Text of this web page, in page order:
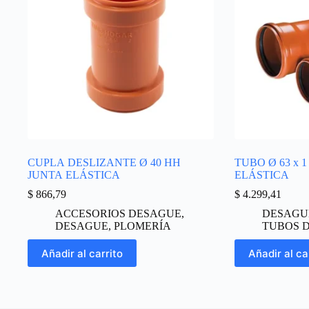
CUPLA DESLIZANTE Ø 40 HH
JUNTA ELÁSTICA
$ 866,79
ACCESORIOS DESAGUE,
DESAGUE, PLOMERÍA
Añadir al carrito
TUBO Ø 63 x
ELÁSTICA
$4.299,41
TUBOS
Añadir al